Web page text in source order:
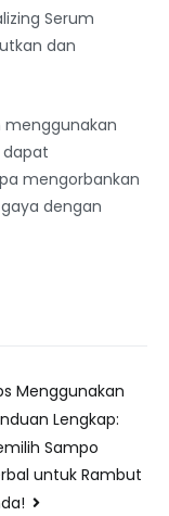
Serum
dan
dapat
mengorbankan
dengan
Menggunakan
Lengkap:
Sampo
untuk Rambut